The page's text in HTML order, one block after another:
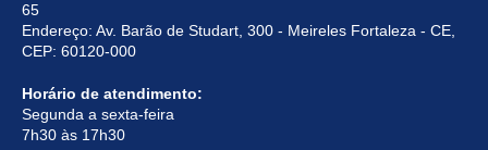
65
Endereço: Av. Barão de Studart, 300 - Meireles Fortaleza - CE,
CEP: 60120-000
Horário de atendimento:
Segunda a sexta-feira
7h30 às 17h30